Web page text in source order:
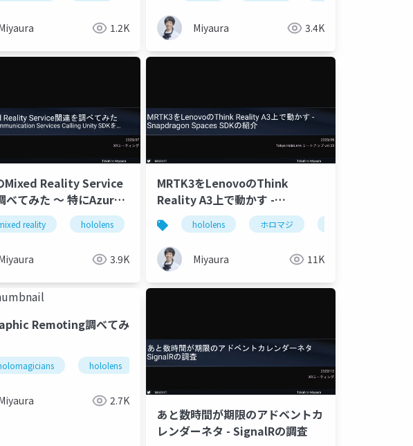
1.2K Miyaura 3.4K
magic leap 2
Mixed Reality Service
べてみた ～ 特にAzure
Services
Unity SDKを…
reality hololens azure xr unity
3.9K
MRTK3をLenovoのThink
Reality A3上で動かす -
Snapdragon Spaces SDKの紹介
hololens ホロマジ
Miyaura 11K
Remoting調べてみ
hololens openxr mixed reality
2.7K
あと数時間が期限のアドベントカ
レンダーネタ - SignalRの調査